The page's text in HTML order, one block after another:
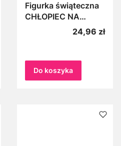
Figurka świąteczna
CHŁOPIEC NA
NARTACH 19cm
poliryzon, dekoracje
Cena
24,96 zł
Do koszyka